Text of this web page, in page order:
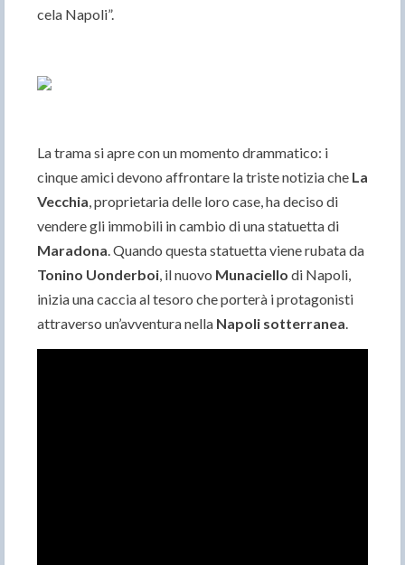
cela Napoli”.
La trama si apre con un momento drammatico: i
cinque amici devono affrontare la triste notizia che La
Vecchia, proprietaria delle loro case, ha deciso di
vendere gli immobili in cambio di una statuetta di
Maradona. Quando questa statuetta viene rubata da
Tonino Uonderboi, il nuovo Munaciello di Napoli,
inizia una caccia al tesoro che porterà i protagonisti
attraverso un’avventura nella Napoli sotterranea.